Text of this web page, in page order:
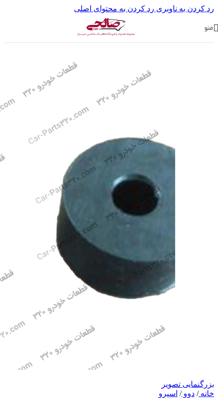
رد کردن به ناوبری رد کردن به محتوای اصلی
منو
بزرگنمایی تصویر
خانه/ دوو/ اسپرو